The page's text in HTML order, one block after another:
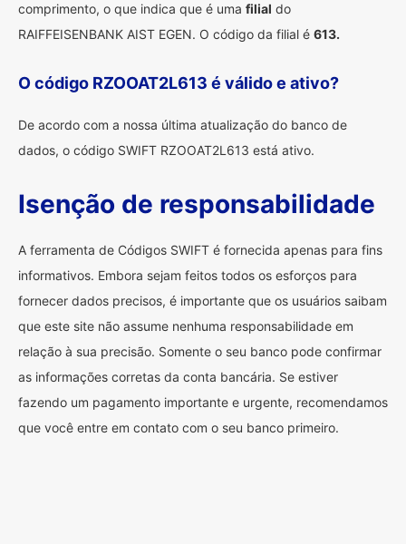
comprimento, o que indica que é uma filial do
RAIFFEISENBANK AIST EGEN. O código da filial é 613.
O código RZOOAT2L613 é válido e ativo?
De acordo com a nossa última atualização do banco de
dados, o código SWIFT RZOOAT2L613 está ativo.
Isenção de responsabilidade
A ferramenta de Códigos SWIFT é fornecida apenas para fins
informativos. Embora sejam feitos todos os esforços para
fornecer dados precisos, é importante que os usuários saibam
que este site não assume nenhuma responsabilidade em
relação à sua precisão. Somente o seu banco pode confirmar
as informações corretas da conta bancária. Se estiver
fazendo um pagamento importante e urgente, recomendamos
que você entre em contato com o seu banco primeiro.